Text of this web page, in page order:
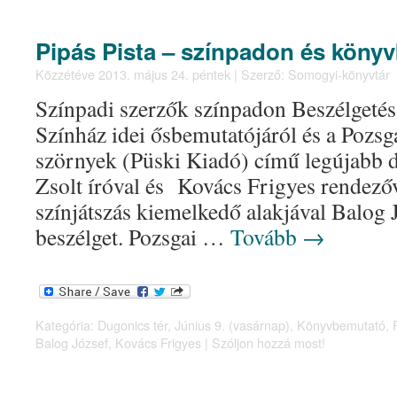
Pipás Pista – színpadon és
Közzétéve 2013. május 24. péntek | Szerző: Somogyi-könyvtár
Színpadi szerzők színpadon
Színház idei ősbemutatójáról és a
szörnyek (Püski Kiadó) című legújabb
Zsolt íróval és Kovács Frigyes
színjátszás kiemelkedő alakjával Balog
beszélget. Pozsgai … Tovább →
Kategória: Dugonics tér, Június 9. (vasárnap) Könyvbemutató
Balog József Kovács Frigyes | Szóljon hozzá most!